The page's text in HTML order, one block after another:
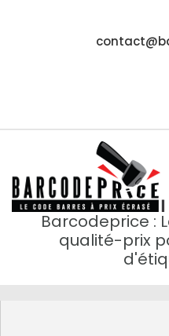
Barcodeprice :
qualité-prix